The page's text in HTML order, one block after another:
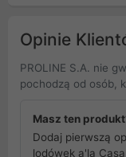
Opinie
PROLINE S.A. nie
pochodzą od osób,
Masz ten
Dodaj pierwszą
lodówek a'la